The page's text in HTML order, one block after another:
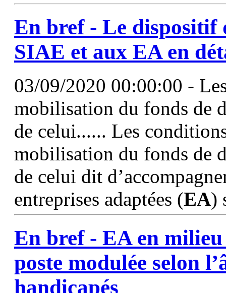
En bref - Le dispositif
SIAE et aux EAen
03/09/2020 00:00:00 -
mobilisation du fonds de
de celui...... Les
mobilisation du fonds de
de celui dit
entreprises adaptées (EA)
En bref - EAen milieu
poste modulée selon
handicapés